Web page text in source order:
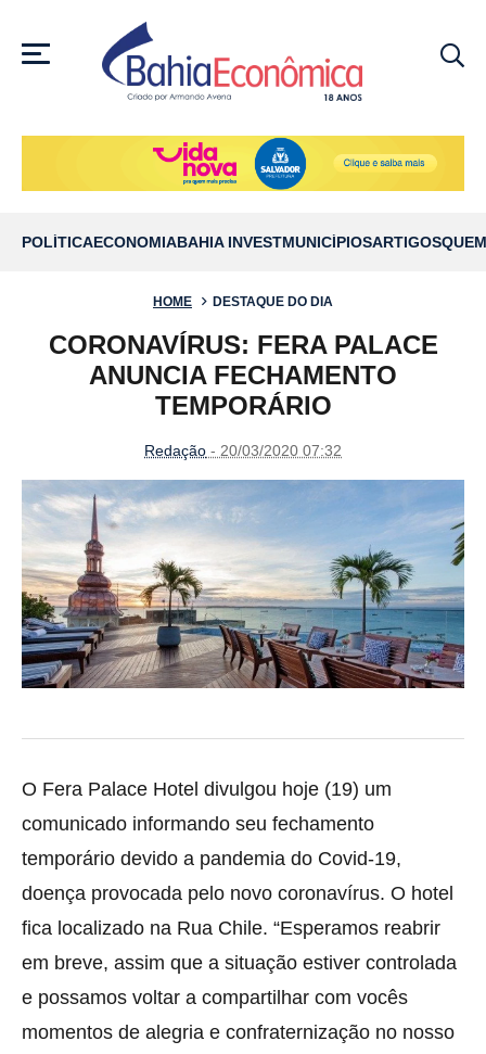
MENU
POLÍTICAECONOMIABAHIA INVESTMUNICÍPIOSARTIGOS
HOME DESTAQUE DO DIA
CORONAVÍRUS: FERA PALACE
ANUNCIA FECHAMENTO
TEMPORÁRIO
Redação - 20/03/2020 07:32
O Fera Palace Hotel divulgou hoje (19) um
comunicado informando seu fechamento
temporário devido a pandemia do Covid-19,
doença provocada pelo novo coronavírus. O hotel
fica localizado na Rua Chile. “Esperamos reabrir
em breve, assim que a situação estiver controlada
e possamos voltar a compartilhar com vocês
momentos de alegria e confraternização no nosso